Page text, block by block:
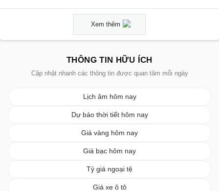
Xem thêm
THÔNG TIN HỮU ÍCH
Cập nhật nhanh các thông tin được quan tâm mỗi ngày
Lịch âm hôm nay
Dự báo thời tiết hôm nay
Giá vàng hôm nay
Giá bạc hôm nay
Tỷ giá ngoại tệ
Giá xe ô tô